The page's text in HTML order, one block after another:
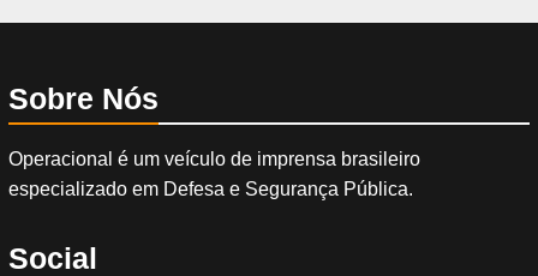
Sobre Nós
Operacional é um veículo de imprensa brasileiro
especializado em Defesa e Segurança Pública.
Social